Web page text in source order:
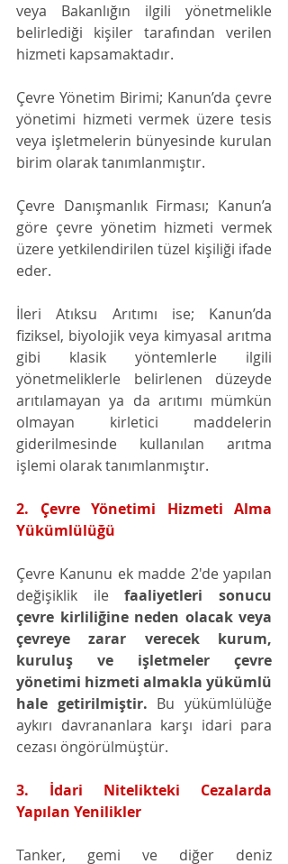
veya Bakanlığın ilgili yönetmelikle
belirlediği kişiler tarafından verilen
hizmeti kapsamaktadır.
Çevre Yönetim Birimi; Kanun’da çevre
yönetimi hizmeti vermek üzere tesis
veya işletmelerin bünyesinde kurulan
birim olarak tanımlanmıştır.
Çevre Danışmanlık Firması; Kanun’a
göre çevre yönetim hizmeti vermek
üzere yetkilendirilen tüzel kişiliği ifade
eder.
İleri Atıksu Arıtımı ise; Kanun’da
fiziksel, biyolojik veya kimyasal arıtma
gibi klasik yöntemlerle ilgili
yönetmeliklerle belirlenen düzeyde
arıtılamayan ya da arıtımı mümkün
olmayan kirletici maddelerin
giderilmesinde kullanılan arıtma
işlemi olarak tanımlanmıştır.
2. Çevre Yönetimi Hizmeti Alma
Yükümlülüğü
Çevre Kanunu ek madde 2'de yapılan
değişiklik ile faaliyetleri sonucu
çevre kirliliğine neden olacak veya
çevreye zarar verecek kurum,
kuruluş ve işletmeler çevre
yönetimi hizmeti almakla yükümlü
hale getirilmiştir. Bu yükümlülüğe
aykırı davrananlara karşı idari para
cezası öngörülmüştür.
3. İdari Nitelikteki Cezalarda
Yapılan Yenilikler
Tanker, gemi ve diğer deniz